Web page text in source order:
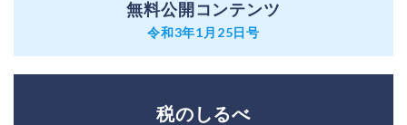
無料公開コンテンツ
令和3年1月25日号
税のしるべ